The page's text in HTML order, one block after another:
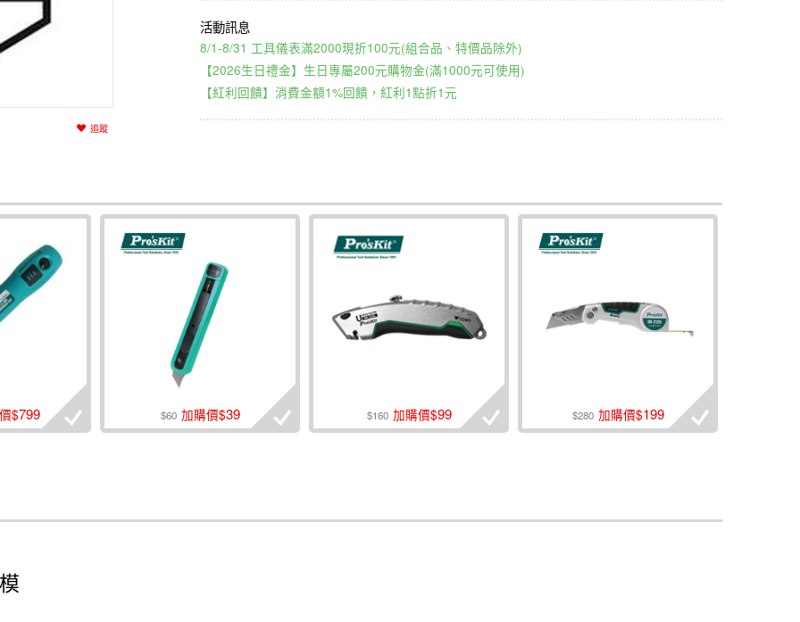
追蹤
8/1-8/31 工具儀表滿2000現折100元(組合品、特價品除外)
【2026生日禮金】生日專屬200元購物金(滿1000元可使用)
【紅利回饋】消費金額1%回饋，紅利1點折1元
$799 $60 加購價$39 $160 加購價$99 $280 加購價$199